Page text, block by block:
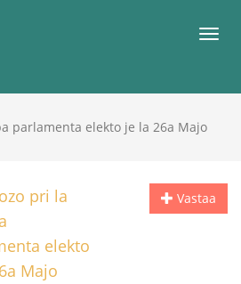
parlamenta elekto je la 26a Majo
Vastaa
pri la
elekto
Majo